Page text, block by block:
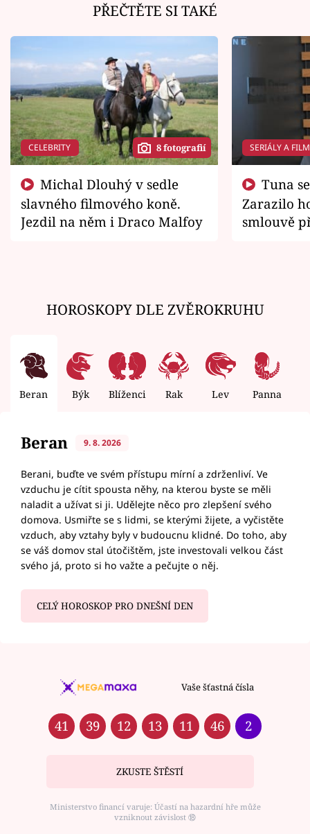
PŘEČTĚTE SI TAKÉ
CELEBRITY 8 fotografií
slavného filmového koně.
Jezdil na něm i Draco Malfoy
SERIÁLY A
Zarazilo
smlouvě
HOROSKOPY DLE ZVĚROKRUHU
Beran Býk Blíženci Rak Lev Panna
Beran 9. 8. 2026
Berani, buďte ve svém přístupu mírní a zdrženliví. Ve
vzduchu je cítit spousta něhy, na kterou byste se měli
naladit a užívat si ji. Udělejte něco pro zlepšení svého
domova. Usmiřte se s lidmi, se kterými žijete, a vyčistěte
vzduch, aby vztahy byly v budoucnu klidné. Do toho, aby
se váš domov stal útočištěm, jste investovali velkou část
svého já, proto si ho važte a pečujte o něj.
CELÝ HOROSKOP PRO DNEŠNÍ DEN
Vaše šťastná čísla
41 39 12 13 11 46 2
ZKUSTE ŠTĚSTÍ
Ministerstvo financí varuje: Účastí na hazardní hře může
vzniknout závislost ⑱